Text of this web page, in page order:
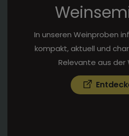
In unseren Weinproben
kompakt, aktuell und
Relevante aus der